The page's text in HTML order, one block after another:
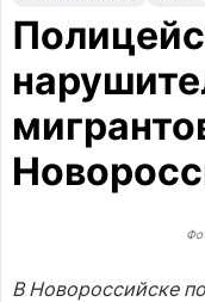
В Новороссийске